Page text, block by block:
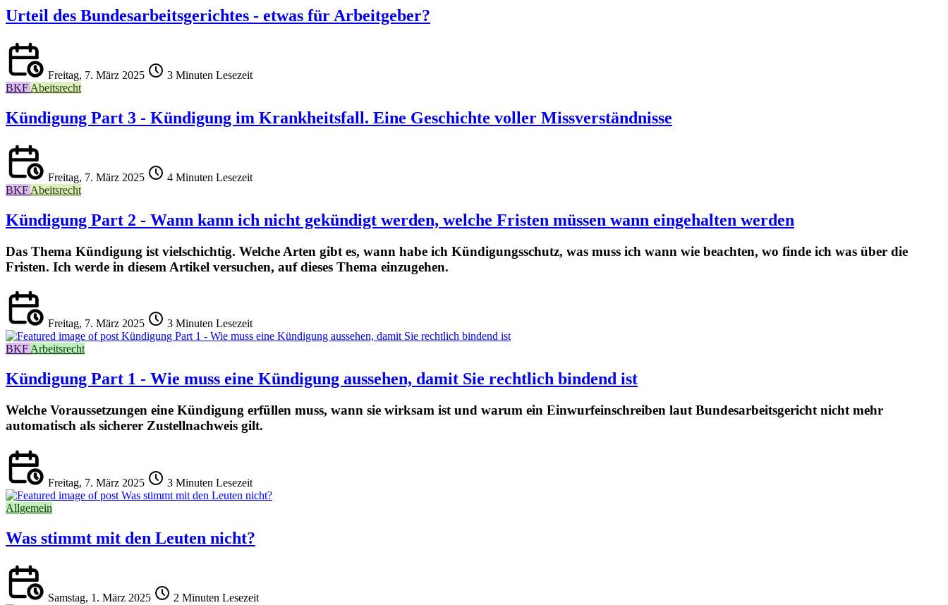
Urteil des Bundesarbeitsgerichtes - etwas für Arbeitgeber?
Freitag, 7. März 2025
3 Minuten Lesezeit
BKF Abeitsrecht
Kündigung Part 3 - Kündigung im Krankheitsfall. Eine Geschichte voller Missverständnisse
Freitag, 7. März 2025
4 Minuten Lesezeit
BKF Abeitsrecht
Kündigung Part 2 - Wann kann ich nicht gekündigt werden, welche Fristen müssen wann eingehalten werden
Das Thema Kündigung ist vielschichtig. Welche Arten gibt es, wann habe ich Kündigungsschutz, was muss ich wann wie beachten, wo finde ich was über die
Fristen. Ich werde in diesem Artikel versuchen, auf dieses Thema einzugehen.
Freitag, 7. März 2025 3 Minuten Lesezeit
BKF Arbeitsrecht
Kündigung Part 1 - Wie muss eine Kündigung aussehen, damit Sie rechtlich bindend ist
Welche Voraussetzungen eine Kündigung erfüllen muss, wann sie wirksam ist und warum ein Einwurfeinschreiben laut Bundesarbeitsgericht nicht mehr
automatisch als sicherer Zustellnachweis gilt.
Freitag, 7. März 2025 3 Minuten Lesezeit
Allgemein
Was stimmt mit den Leuten nicht?
Samstag, 1. März 2025 2 Minuten Lesezeit